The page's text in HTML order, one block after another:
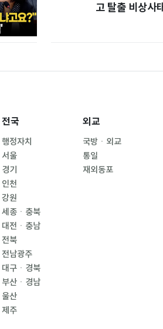
고 탈출 비상사태
전국
행정자치
서울
경기
인천
강원
세종ㆍ충북
대전ㆍ충남
전북
전남광주
대구ㆍ경북
부산ㆍ경남
울산
제주
외교
국방ㆍ외교
통일
재외동포